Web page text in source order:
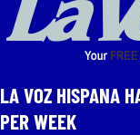
LA VOZ HISPANA
PER WEEK​